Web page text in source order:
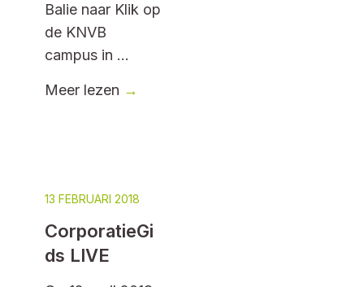
Balie naar Klik op
de KNVB
campus in ...
Meer lezen →
13 FEBRUARI 2018
CorporatieGi
ds LIVE